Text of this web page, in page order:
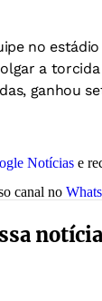
no
a
ganhou
Notícias e
canal no